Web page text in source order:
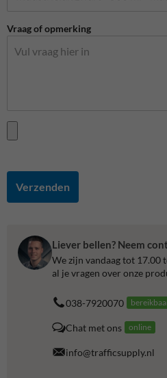
Vraag of opmerking
Verzenden
Liever bellen? Neem
We zijn vandaag tot 17.00
al je vragen over onze
038-7920070
Chat met ons online
info@trafficsupply.nl